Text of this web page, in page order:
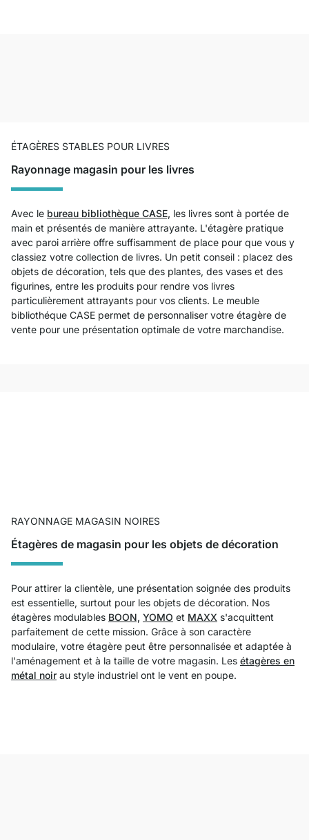
ÉTAGÈRES STABLES POUR LIVRES
Rayonnage magasin pour les livres
Avec le bureau bibliothèque CASE, les livres sont à portée de
main et présentés de manière attrayante. L'étagère pratique
avec paroi arrière offre suffisamment de place pour que vous y
classiez votre collection de livres. Un petit conseil : placez des
objets de décoration, tels que des plantes, des vases et des
figurines, entre les produits pour rendre vos livres
particulièrement attrayants pour vos clients. Le meuble
bibliothéque CASE permet de personnaliser votre étagère de
vente pour une présentation optimale de votre marchandise.
RAYONNAGE MAGASIN NOIRES
Étagères de magasin pour les objets de décoration
Pour attirer la clientèle, une présentation soignée des produits
est essentielle, surtout pour les objets de décoration. Nos
étagères modulables BOON, YOMO et MAXX s'acquittent
parfaitement de cette mission. Grâce à son caractère
modulaire, votre étagère peut être personnalisée et adaptée à
l'aménagement et à la taille de votre magasin. Les étagères en
métal noir au style industriel ont le vent en poupe.